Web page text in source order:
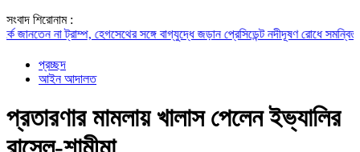
সংবাদ শিরোনাম :
না ট্রাম্প, হেগসেথের সঙ্গে বাগ্‌যুদ্ধে জড়ান প্রেসিডেন্টনদীদূষণ রোধে সমন্বিত
প্রচ্ছদ
আইন আদালত
প্রতারণার মামলায় খালাস পেলেন ইভ্যালির